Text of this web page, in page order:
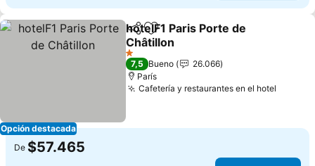
Opción destacada
CompartirAgregar a favoritos
hotelF1 Paris Porte de
Châtillon
1 Estrellas
7,5 Bueno
26.066
París
Cafetería y restaurantes en el hotel
De $57.465